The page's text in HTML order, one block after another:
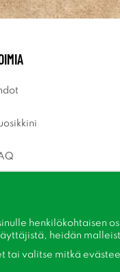
henkilökohtaisen
heidän
tai valitse mitkä